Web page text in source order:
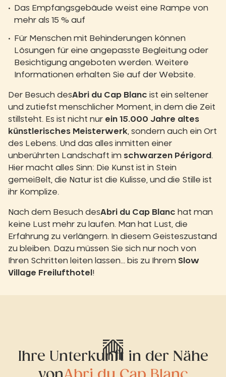
Das Empfangsgebäude weist eine Rampe von
mehr als 15 % auf
Für Menschen mit Behinderungen können
Lösungen für eine angepasste Begleitung oder
Besichtigung angeboten werden. Weitere
Informationen erhalten Sie auf der Website.
Der Besuch desAbri du Cap Blanc ist ein seltener
und zutiefst menschlicher Moment, in dem die Zeit
stillsteht. Es ist nicht nur ein 15.000 Jahre altes
künstlerisches Meisterwerk , sondern auch ein Ort
des Lebens. Und das alles inmitten einer
unberührten Landschaft im schwarzen Périgord .
Hier macht alles Sinn: Die Kunst ist in Stein
gemeißelt, die Natur ist die Kulisse, und die Stille ist
ihr Komplize.
Nach dem Besuch desAbri du Cap Blanc hat man
keine Lust mehr zu laufen. Man hat Lust, die
Erfahrung zu verlängern. In diesem Geisteszustand
zu bleiben. Dazu müssen Sie sich nur noch von
Ihren Schritten leiten lassen... bis zu Ihrem Slow
Village Freilufthotel !
Ihre Unterkunft in der Nähe